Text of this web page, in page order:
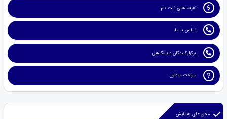
تعرفه های ثبت نام
تماس با ما
برگزارکنندگان دانشگاهی
سوالات متداول
محورهای همایش